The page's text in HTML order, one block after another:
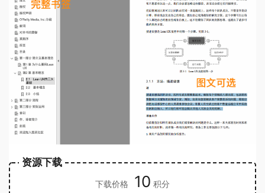
资源下载
下载价格 10 积分